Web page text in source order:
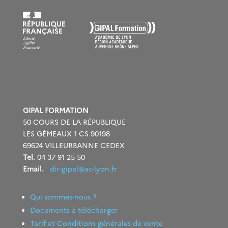
GIPAL FORMATION
50 COURS DE LA RÉPUBLIQUE
LES GÉMEAUX 1 CS 90198
69624 VILLEURBANNE CEDEX
Tel. 04 37 91 25 50
Email. dir-gipal@ac-lyon.fr
Qui sommes-nous ?
Documents à télécharger
Tarif et Conditions générales de vente